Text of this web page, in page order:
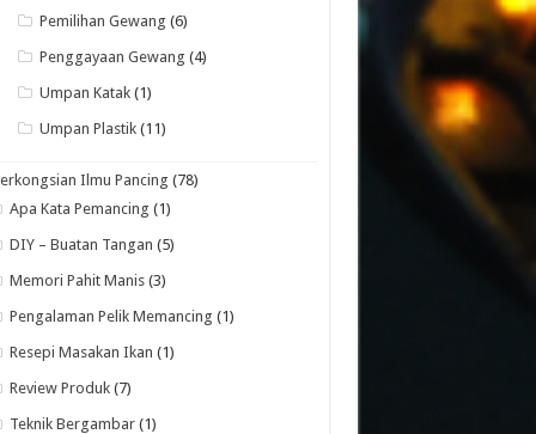
Pemilihan Gewang (6)
Penggayaan Gewang (4)
Umpan Katak (1)
Umpan Plastik (11)
Ilmu Pancing (78)
Apa Kata Pemancing (1)
DIY – Buatan Tangan (5)
Memori Pahit Manis (3)
Pengalaman Pelik Memancing (1)
Resepi Masakan Ikan (1)
Review Produk (7)
Teknik Bergambar (1)